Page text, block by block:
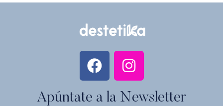
Apúntate a la Newsletter